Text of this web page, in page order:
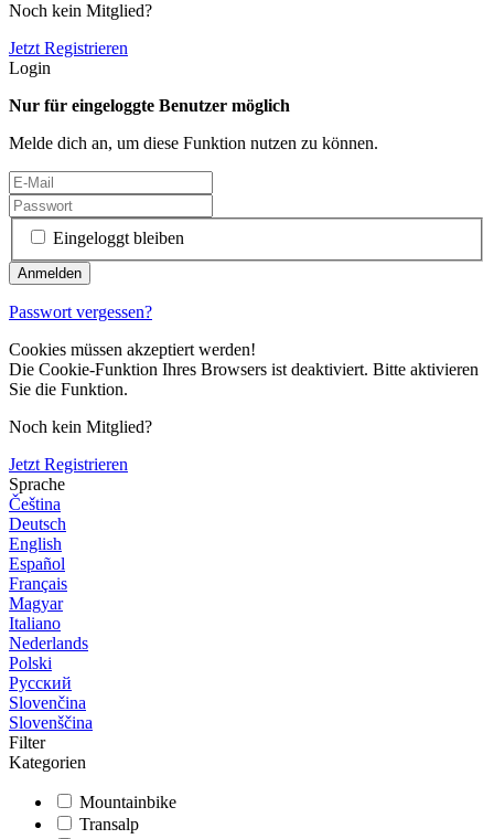
Noch kein Mitglied?
Jetzt Registrieren
Login
Nur für eingeloggte Benutzer möglich
Melde dich an, um diese Funktion nutzen zu können.
Eingeloggt bleiben
Passwort vergessen?
Cookies müssen akzeptiert werden!
Die Cookie-Funktion Ihres Browsers ist deaktiviert. Bitte aktivieren
Sie die Funktion.
Noch kein Mitglied?
Jetzt Registrieren
Sprache
Čeština
Deutsch
English
Español
Français
Magyar
Italiano
Nederlands
Polski
Русский
Slovenčina
Slovenščina
Filter
Kategorien
Mountainbike
Transalp